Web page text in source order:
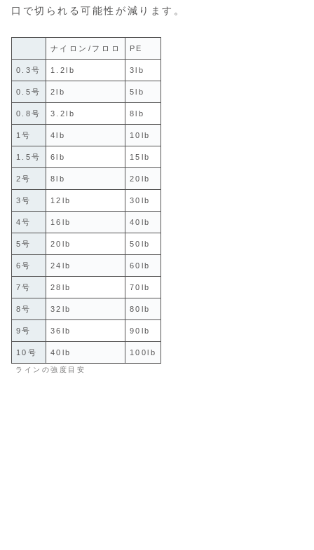
口で切られる可能性が減ります。
ナイロン/フロロ PE
0.3号 1.2lb 3lb
0.5号 2lb 5lb
0.8号 3.2lb 8lb
1号 4lb 10lb
1.5号 6lb 15lb
2号 8lb 20lb
3号 12lb 30lb
4号 16lb 40lb
5号 20lb 50lb
6号 24lb 60lb
7号 28lb 70lb
8号 32lb 80lb
9号 36lb 90lb
10号 40lb 100lb
ラインの強度目安